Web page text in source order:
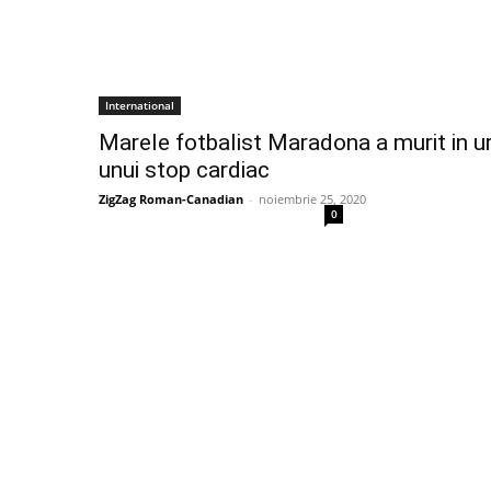
International
Marele fotbalist Maradona a murit in
unui stop cardiac
ZigZag Roman-Canadian - noiembrie 25, 2020
0